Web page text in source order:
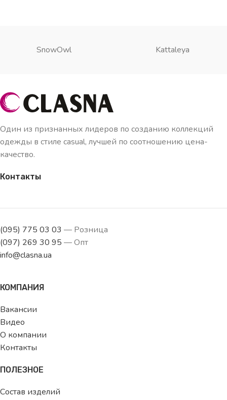
SnowOwl Kattaleya
Один из признанных лидеров по созданию коллекций
одежды в стиле casual, лучшей по соотношению цена-
качество.
Контакты
(095) 775 03 03 — Розница
(097) 269 30 95 — Опт
info@clasna.ua
КОМПАНИЯ
Вакансии
Видео
О компании
Контакты
ПОЛЕЗНОЕ
Состав изделий